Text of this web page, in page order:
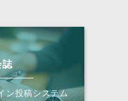
誌
ン投稿システム